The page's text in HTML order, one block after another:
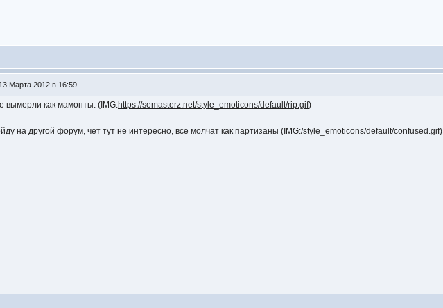
Марта 2012 в 16:59
вымерли как мамонты. (IMG:https://semasterz.net/style_emoticons/default/rip.gif)
на другой форум, чет тут не интересно, все молчат как партизаны (IMG:/style_emoticons/default/confused.gif)